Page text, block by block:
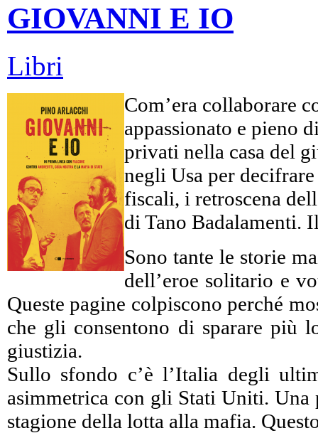
GIOVANNI E IO
Libri
Com’era collaborare
appassionato e pieno
privati nella casa del
negli Usa per
fiscali, i retroscena
di Tano Badalamenti.
Sono tante le storie
dell’eroe solitario e
Queste pagine colpiscono perché
che gli consentono di sparare più
giustizia.
Sullo sfondo c’è l’Italia degli
asimmetrica con gli Stati Uniti. Una
stagione della lotta alla mafia.